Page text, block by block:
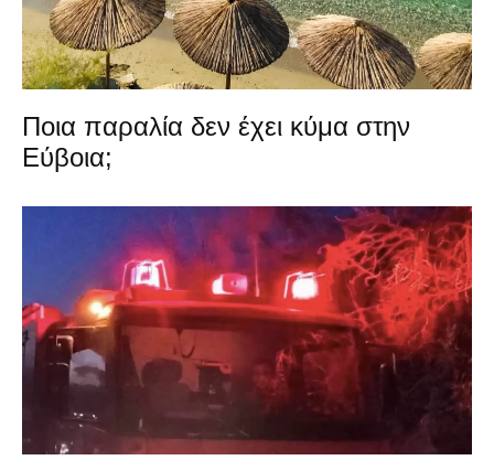
Ποια παραλία δεν έχει κύμα στην
Εύβοια;